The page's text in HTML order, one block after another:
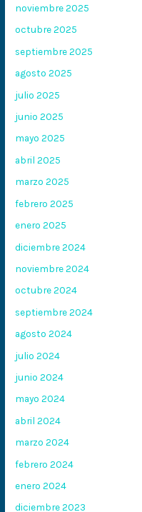
noviembre 2025
octubre 2025
septiembre 2025
agosto 2025
julio 2025
junio 2025
mayo 2025
abril 2025
marzo 2025
febrero 2025
enero 2025
diciembre 2024
noviembre 2024
octubre 2024
septiembre 2024
agosto 2024
julio 2024
junio 2024
mayo 2024
abril 2024
marzo 2024
febrero 2024
enero 2024
diciembre 2023